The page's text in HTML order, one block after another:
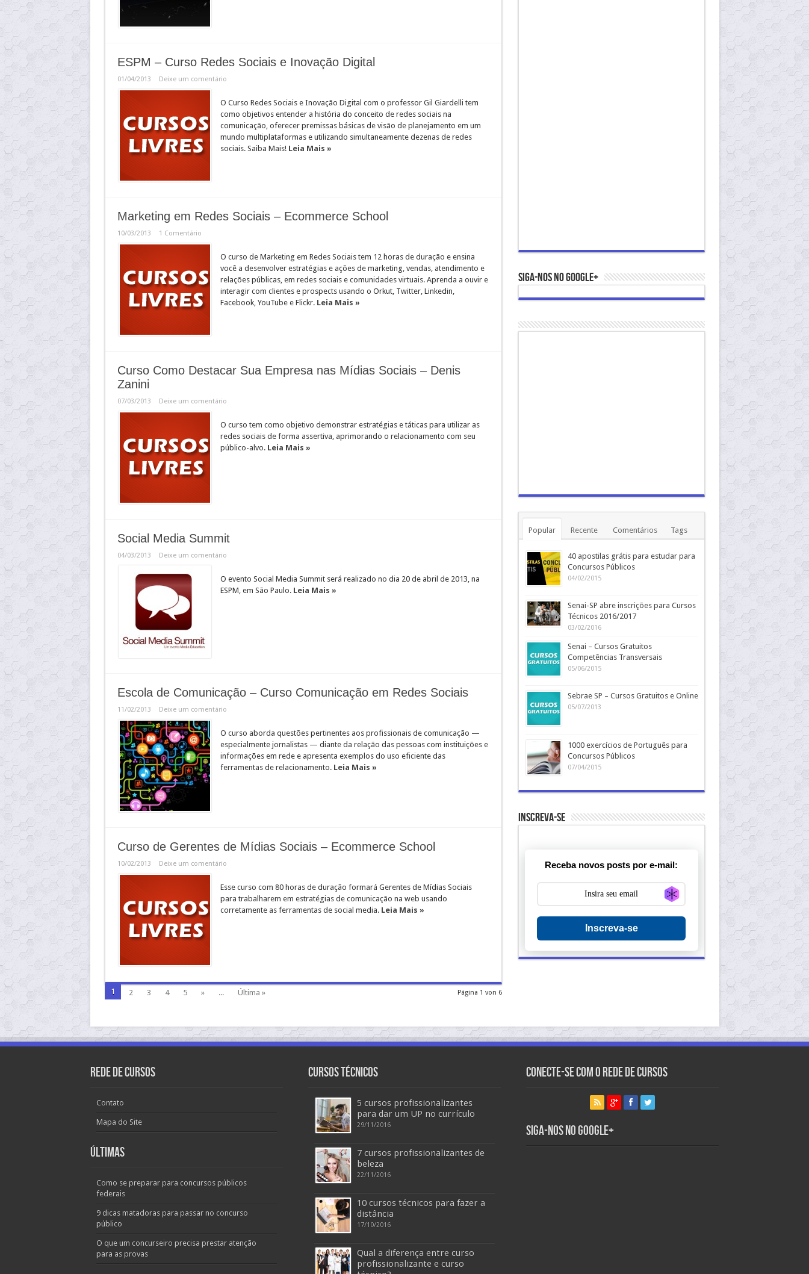
ESPM – Curso Redes Sociais e Inovação Digital
01/04/2013 Deixe um comentário
O Curso Redes Sociais e Inovação Digital com o professor Gil Giardelli tem
como objetivos entender a história do conceito de redes sociais na
comunicação, oferecer premissas básicas de visão de planejamento em um
mundo multiplataformas e utilizando simultaneamente dezenas de redes
sociais. Saiba Mais! Leia Mais »
Marketing em Redes Sociais – Ecommerce School
10/03/2013 1 Comentário
O curso de Marketing em Redes Sociais tem 12 horas de duração e ensina
você a desenvolver estratégias e ações de marketing, vendas, atendimento e
relações públicas, em redes sociais e comunidades virtuais. Aprenda a ouvir e
interagir com clientes e prospects usando o Orkut, Twitter, Linkedin,
Facebook, YouTube e Flickr. Leia Mais »
Curso Como Destacar Sua Empresa nas Mídias Sociais – Denis
Zanini
07/03/2013 Deixe um comentário
O curso tem como objetivo demonstrar estratégias e táticas para utilizar as
redes sociais de forma assertiva, aprimorando o relacionamento com seu
público-alvo. Leia Mais »
Social Media Summit
04/03/2013 Deixe um comentário
O evento Social Media Summit será realizado no dia 20 de abril de 2013, na
ESPM, em São Paulo. Leia Mais »
Escola de Comunicação – Curso Comunicação em Redes Sociais
11/02/2013 Deixe um comentário
O curso aborda questões pertinentes aos profissionais de comunicação —
especialmente jornalistas — diante da relação das pessoas com instituições e
informações em rede e apresenta exemplos do uso eficiente das
ferramentas de relacionamento. Leia Mais »
Curso de Gerentes de Mídias Sociais – Ecommerce School
10/02/2013 Deixe um comentário
Esse curso com 80 horas de duração formará Gerentes de Mídias Sociais
para trabalharem em estratégias de comunicação na web usando
corretamente as ferramentas de social media. Leia Mais »
Página 1 von 6
1 2 3 4 5 » ... Última »
Siga-nos no Google+
Popular Recente Comentários Tags
40 apostilas grátis para estudar para
Concursos Públicos
04/02/2015
Senai-SP abre inscrições para Cursos
Técnicos 2016/2017
03/02/2016
Senai – Cursos Gratuitos
Competências Transversais
05/06/2015
Sebrae SP – Cursos Gratuitos e Online
05/07/2013
1000 exercícios de Português para
Concursos Públicos
07/04/2015
Inscreva-se
Receba novos posts por e-mail:
Inscreva-se
Rede de Cursos
Contato
Mapa do Site
Últimas
Como se preparar para concursos públicos
federais
9 dicas matadoras para passar no concurso
público
O que um concurseiro precisa prestar atenção
para as provas
Cursos Técnicos
5 cursos profissionalizantes
para dar um UP no currículo
29/11/2016
7 cursos profissionalizantes de
beleza
22/11/2016
10 cursos técnicos para fazer a
distância
17/10/2016
Qual a diferença entre curso
profissionalizante e curso
Conecte-se com o Rede de Cursos
Siga-nos no Google+